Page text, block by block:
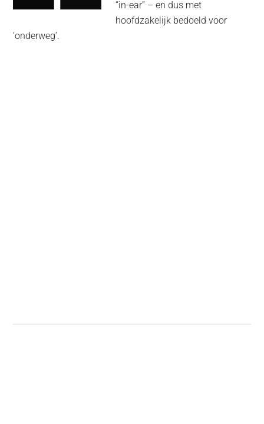
“in-ear” – en dus met
hoofdzakelijk bedoeld voor
‘onderweg’.